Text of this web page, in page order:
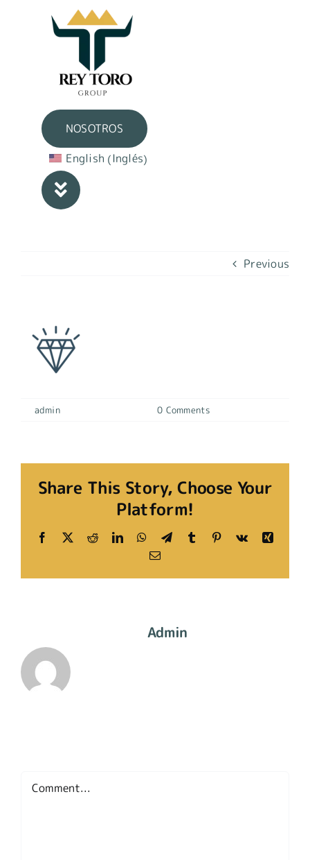
NOSOTROS
English (Inglés)
Previous
admin 0 Comments
Share This Story, Choose Your
Platform!
Facebook
X RedditLinkedInWhatsApp
TelegramTumblr Pinterest
Vk
Xing
Email
Admin